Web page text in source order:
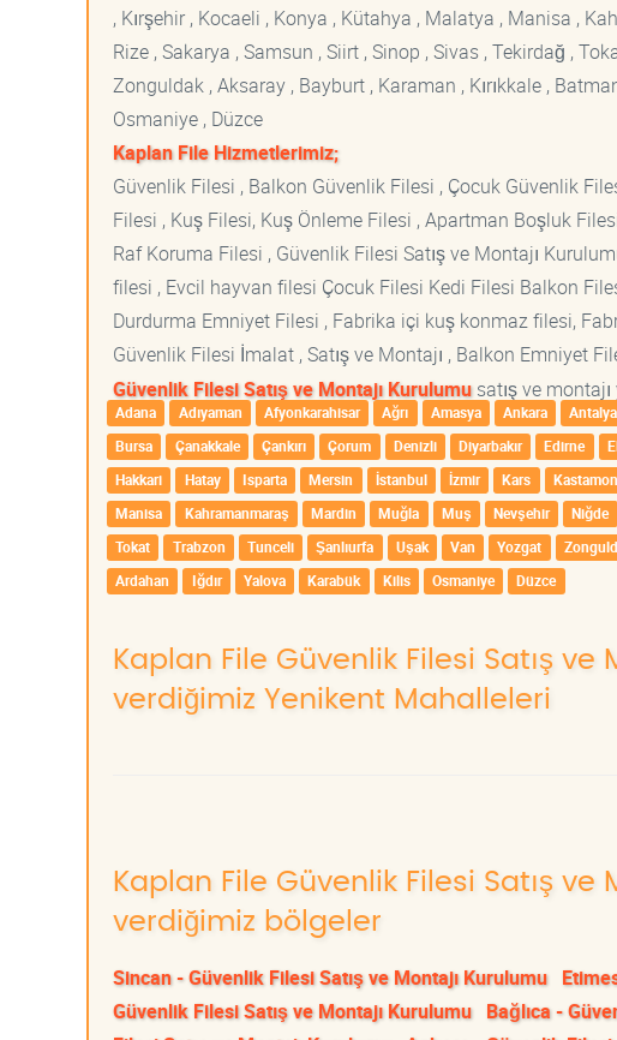
, Kırşehir , Kocaeli , Konya , Kütahya , Malatya , Manisa ,
Rize , Sakarya , Samsun , Siirt , Sinop , Sivas , Tekirdağ ,
Zonguldak , Aksaray , Bayburt , Karaman , Kırıkkale ,
Osmaniye , Düzce
Kaplan File Hizmetlerimiz;
Güvenlik Filesi , Balkon Güvenlik Filesi , Çocuk Güvenlik
Filesi , Kuş Filesi, Kuş Önleme Filesi , Apartman Boşluk
Raf Koruma Filesi , Güvenlik Filesi Satış ve Montajı
filesi , Evcil hayvan filesi Çocuk Filesi Kedi Filesi Balkon
Durdurma Emniyet Filesi , Fabrika içi kuş konmaz filesi,
Güvenlik Filesi İmalat , Satış ve Montajı , Balkon Emniyet
Güvenlik Filesi Satış ve Montajı Kurulumusatış ve montajı
Adana Adıyaman Afyonkarahisar Ağrı Amasya Ankara Antalya
Bursa
Çanakkale Çankırı Çorum Denizli Diyarbakır Edirne
Hakkari
Hatay Isparta Mersin İstanbul İzmir Kars
Manisa
Kahramanmaraş Mardin Muğla Muş Nevşehir Niğde
Tokat
Trabzon Tunceli Şanlıurfa Uşak Van Yozgat
Ardahan
Iğdır Yalova Karabük Kilis Osmaniye Düzce
Kaplan File Güvenlik Filesi Satış
verdiğimiz Yenikent Mahalleleri
Kaplan File Güvenlik Filesi Satış
verdiğimiz bölgeler
Sincan - Güvenlik Filesi Satış ve Montajı Kurulumu
Güvenlik Filesi Satış ve Montajı Kurulumu Bağlıca -